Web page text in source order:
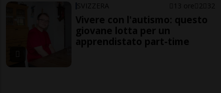
SVIZZERA 13 ore 2 32
Vivere con l'autismo: questo
giovane lotta per un
apprendistato part-time